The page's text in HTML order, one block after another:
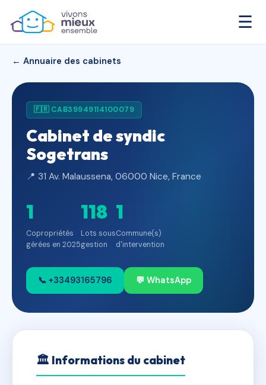
☰
← Annuaire des cabinets
🇫🇷 CAB39949114100079
Cabinet de syndic
Sogetrans
📍 31 Av. Malaussena, 06000 Nice, France
1
Copropriétés
gérées en 2025
118
Lots sous
gestion
1
Commune(s)
d'intervention
📞 +33493165796 💬 WhatsApp
🏛 Informations du cabinet